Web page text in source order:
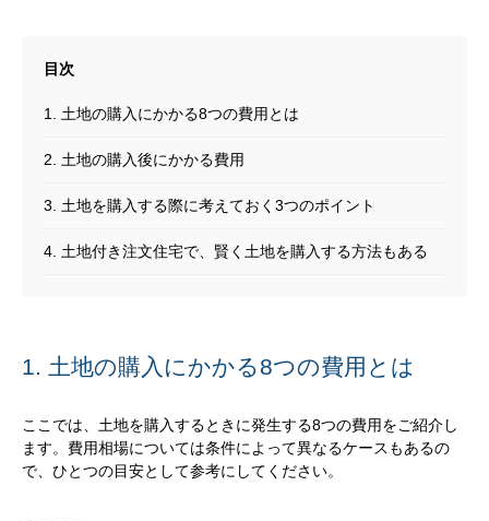
1. 土地の購入にかかる8つの費用とは
2. 土地の購入後にかかる費用
3. 土地を購入する際に考えておく3つのポイント
4. 土地付き注文住宅で、賢く土地を購入する方法もある
1. 土地の購入にかかる8つの費用とは
ここでは、土地を購入するときに発生する8つの費用をご紹介し
ます。費用相場については条件によって異なるケースもあるの
で、ひとつの目安として参考にしてください。